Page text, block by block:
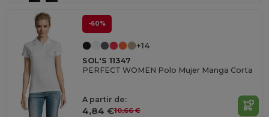
-60%
+14
SOL'S 11347
PERFECT WOMEN Polo Mujer Manga Corta
A partir de:
4,84 €10,66 €